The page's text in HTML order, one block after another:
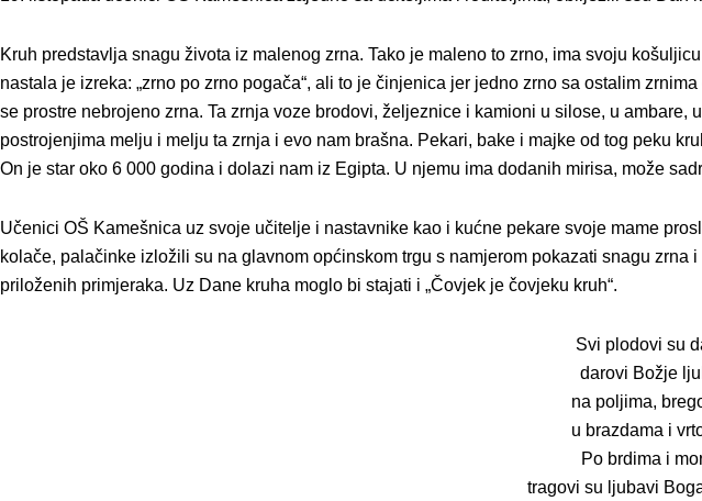
Kruh predstavlja snagu života iz malenog zrna. Tako je maleno to zrno, ima svoju
nastala je izreka: „zrno po zrno pogača“, ali to je činjenica jer jedno zrno sa ostalim
se prostre nebrojeno zrna. Ta zrnja voze brodovi, željeznice i kamioni u silose, u
postrojenjima melju i melju ta zrnja i evo nam brašna. Pekari, bake i majke od tog peku
On je star oko 6 000 godina i dolazi nam iz Egipta. U njemu ima dodanih mirisa, može
Učenici OŠ Kamešnica uz svoje učitelje i nastavnike kao i kućne pekare svoje mame
kolače, palačinke izložili su na glavnom općinskom trgu s namjerom pokazati snagu
priloženih primjeraka. Uz Dane kruha moglo bi stajati i „Čovjek je čovjeku kruh“.
Svi plodovi su
darovi Božje
na poljima,
u brazdama i
Po brdima i
tragovi su ljubavi